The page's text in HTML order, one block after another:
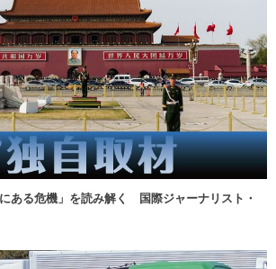
にある危機」を読み解く 国際ジャーナリスト・